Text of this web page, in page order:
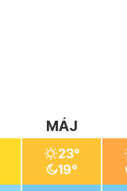
MÁJ
23°
19°